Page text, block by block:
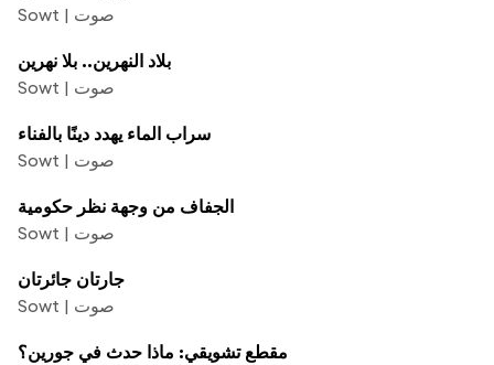
Sowt | صوت
بلاد النهرين.. بلا نهرين
Sowt | صوت
سراب الماء يهدد دينًا بالفناء
Sowt | صوت
الجفاف من وجهة نظر حكومية
Sowt | صوت
جارتان جائرتان
Sowt | صوت
مقطع تشويقي: ماذا حدث في جورين؟